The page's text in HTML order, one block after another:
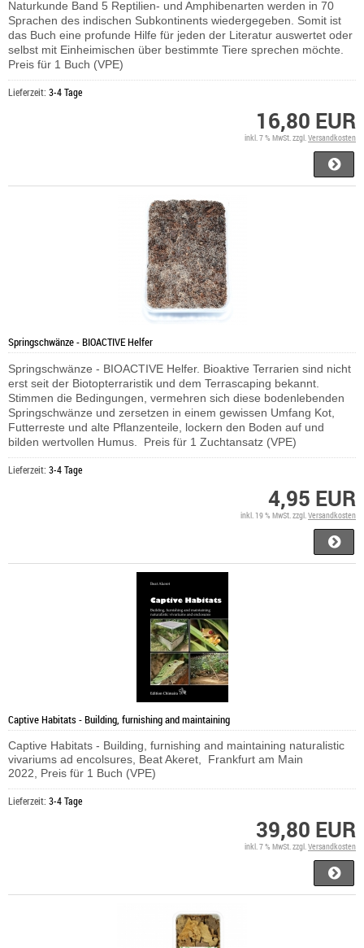
Naturkunde Band 5 Reptilien- und Amphibenarten werden in 70
Sprachen des indischen Subkontinents wiedergegeben. Somit ist
das Buch eine profunde Hilfe für jeden der Literatur auswertet oder
selbst mit Einheimischen über bestimmte Tiere sprechen möchte.
Preis für 1 Buch (VPE)
Lieferzeit: 3-4 Tage
16,80 EUR
inkl. 7 % MwSt. zzgl.Versandkosten
Springschwänze - BIOACTIVE Helfer
Springschwänze - BIOACTIVE Helfer. Bioaktive Terrarien sind nicht
erst seit der Biotopterraristik und dem Terrascaping bekannt.
Stimmen die Bedingungen, vermehren sich diese bodenlebenden
Springschwänze und zersetzen in einem gewissen Umfang Kot,
Futterreste und alte Pflanzenteile, lockern den Boden auf und
bilden wertvollen Humus. Preis für 1 Zuchtansatz (VPE)
Lieferzeit: 3-4 Tage
4,95 EUR
inkl. 19 % MwSt. zzgl.Versandkosten
Captive Habitats - Building, furnishing and maintaining
Captive Habitats - Building, furnishing and maintaining naturalistic
vivariums ad encolsures, Beat Akeret, Frankfurt am Main
2022, Preis für 1 Buch (VPE)
Lieferzeit: 3-4 Tage
39,80 EUR
inkl. 7 % MwSt. zzgl.Versandkosten